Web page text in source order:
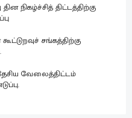
நிகழ்ச்சித் திட்டத்திற்கு
சங்கத்திற்கு
வேலைத்திட்டம்